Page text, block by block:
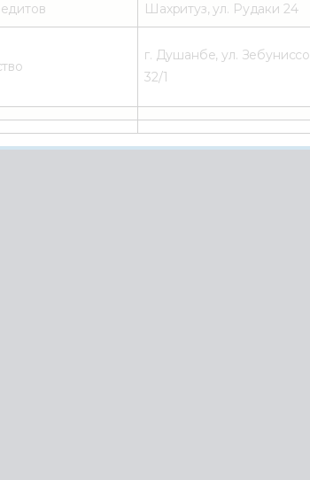
Шахритуз, ул. Рудаки 24
г. Душанбе, ул. Зебуниссо
32/1